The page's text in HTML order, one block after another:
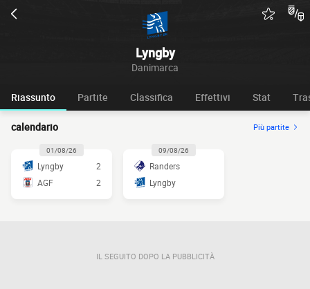
Lyngby
Danimarca
Riassunto Partite Classifica Effettivi Stat
calendario Più partite
01/08/26
Lyngby
2
AGF
2
09/08/26
Randers
Lyngby
IL SEGUITO DOPO LA PUBBLICITÀ